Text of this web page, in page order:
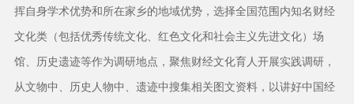
挥自身学术优势和所在家乡的地域优势，选择全国范围内知名财经
文化类（包括优秀传统文化、红色文化和社会主义先进文化）场
馆、历史遗迹等作为调研地点，聚焦财经文化育人开展实践调研，
从文物中、历史人物中、遗迹中搜集相关图文资料，以讲好中国经